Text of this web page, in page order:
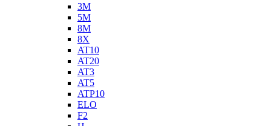
3M
5M
8M
8X
AT10
AT20
AT3
AT5
ATP10
ELO
F2